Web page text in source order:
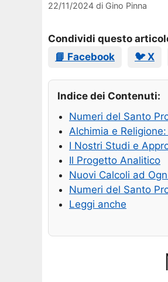
22/11/2024 di Gino Pinna
Condividi questo
📘 Facebook
🐦 X
Indice dei Contenuti:
Numeri del Santo
Alchimia e
I Nostri Studi e
Il Progetto Analitico
Nuovi Calcoli ad
Numeri del Santo
Leggi anche